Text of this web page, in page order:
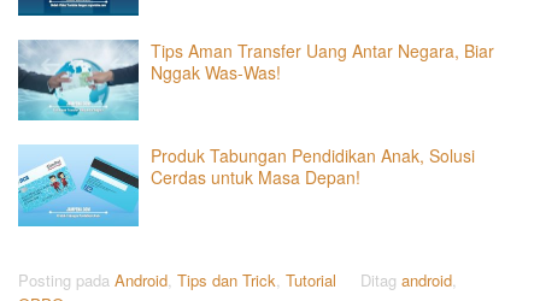
Tips Aman Transfer Uang Antar Negara, Biar
Nggak Was-Was!
Produk Tabungan Pendidikan Anak, Solusi
Cerdas untuk Masa Depan!
Posting pada Android Tips dan Trick Tutorial Ditag android